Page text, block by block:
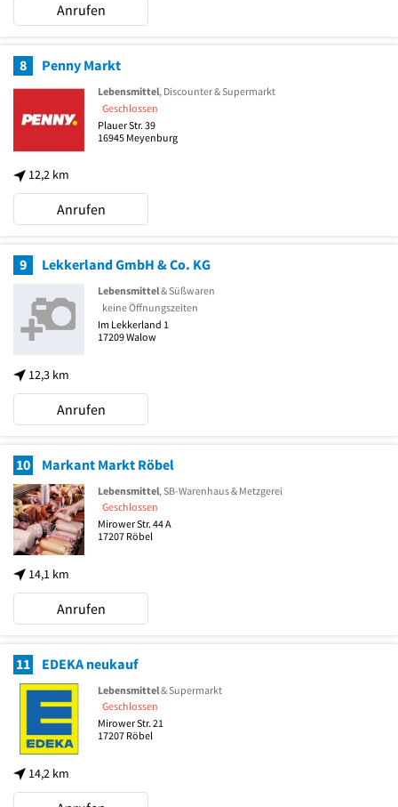
Anrufen
8 Penny Markt
12,2 km
Lebensmittel, Discounter & Supermarkt
Geschlossen
Plauer Str. 39
16945 Meyenburg
Anrufen
9 Lekkerland GmbH & Co. KG
12,3 km
Lebensmittel& Süßwaren
keine Öffnungszeiten
Im Lekkerland 1
17209Walow
Anrufen
10 Markant Markt Röbel
14,1 km
Lebensmittel, SB-Warenhaus & Metzgerei
Geschlossen
Mirower Str. 44 A
17207 Röbel
Anrufen
11 EDEKA neukauf
14,2 km
Lebensmittel& Supermarkt
Geschlossen
Mirower Str. 21
17207 Röbel